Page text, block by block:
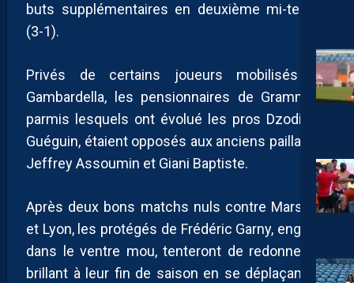
buts supplémentaires en deuxième mi-temps
(3-1).
Privés de certains joueurs mobilisés en
Gambardella, les pensionnaires de Grammont
parmis lesquels ont évolué les pros Dzodic et
Guéguin, étaient opposés aux anciens pailladins
Jeffrey Assoumin et Giani Baptiste.
Après deux bons matchs nuls contre Marseille
et Lyon, les protégés de Frédéric Garny, englués
dans le ventre mou, tenteront de redonner du
brillant à leur fin de saison en se déplaçant de